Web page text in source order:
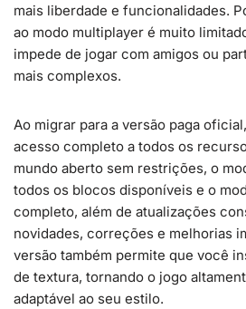
mais liberdade e funcionalidades.
ao modo multiplayer é muito
impede de jogar com amigos ou
mais complexos.
Ao migrar para a versão paga
acesso completo a todos os
mundo aberto sem restrições, o
todos os blocos disponíveis e o
completo, além de atualizações
novidades, correções e melhorias
versão também permite que você
de textura, tornando o jogo
adaptável ao seu estilo.